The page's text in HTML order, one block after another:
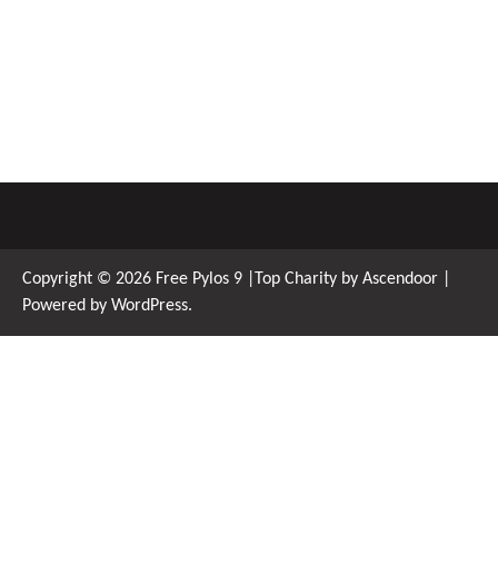
Copyright © 2026 Free Pylos 9 |Top Charity by Ascendoor
Powered by WordPress.